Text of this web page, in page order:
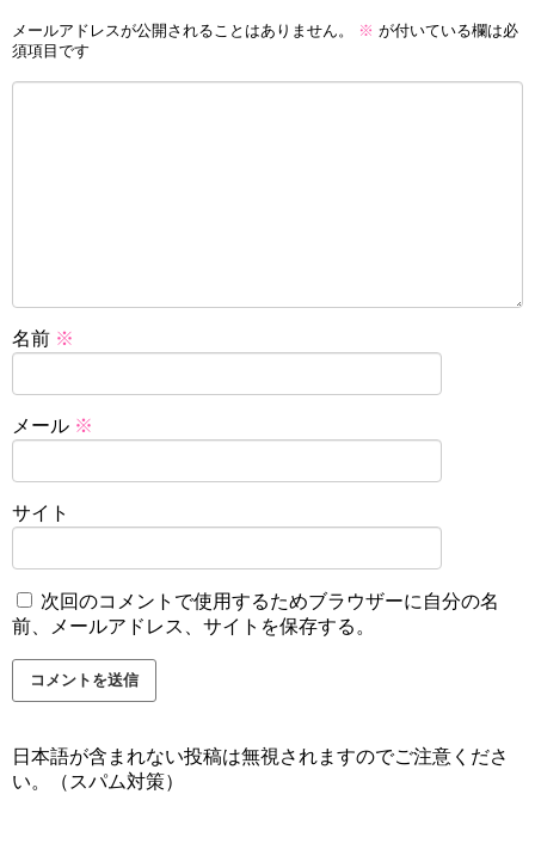
メールアドレスが公開されることはありません。 ※ が付いている欄は必
須項目です
名前 ※
メール ※
サイト
次回のコメントで使用するためブラウザーに自分の名
前、メールアドレス、サイトを保存する。
日本語が含まれない投稿は無視されますのでご注意くださ
い。（スパム対策）